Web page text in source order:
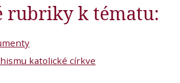
rubriky k tématu:
katolické církve